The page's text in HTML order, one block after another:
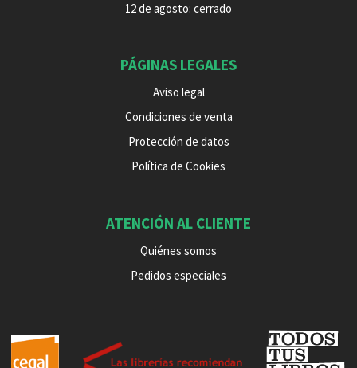
12 de agosto: cerrado
PÁGINAS LEGALES
Aviso legal
Condiciones de venta
Protección de datos
Política de Cookies
ATENCIÓN AL CLIENTE
Quiénes somos
Pedidos especiales